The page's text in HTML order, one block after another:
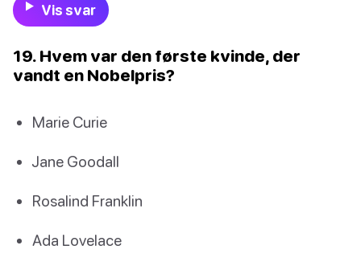
Vis svar
19. Hvem var den første kvinde, der
vandt en Nobelpris?
Marie Curie
Jane Goodall
Rosalind Franklin
Ada Lovelace